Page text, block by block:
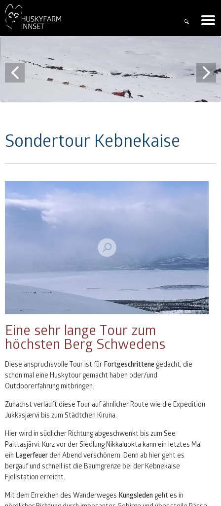
Sondertour Kebnekaise
Eine sehr lange Tour zum
höchsten Berg Schwedens
Diese anspruchsvolle Tour ist für Fortgeschrittene gedacht, die
schon mal eine Huskytour gemacht haben oder/und
Outdoorerfahrung mitbringen.
Zunächst verläuft diese Tour auf ähnlicher Route wie die Expedition
Jukkasjærvi bis zum Städtchen Kiruna.
Hier wird in südlicher Richtung abgeschwenkt bis zum See
Paittasjärvi. Kurz vor der Siedlung Nikkaluokta kann ein letztes Mal
ein Lagerfeuer den Abend verschönern. Denn ab hier geht es
bergauf und schnell ist die Baumgrenze bei der Kebnekaise
Fjellstation erreicht.
Mit dem Erreichen des Wanderweges Kungsleden geht es in